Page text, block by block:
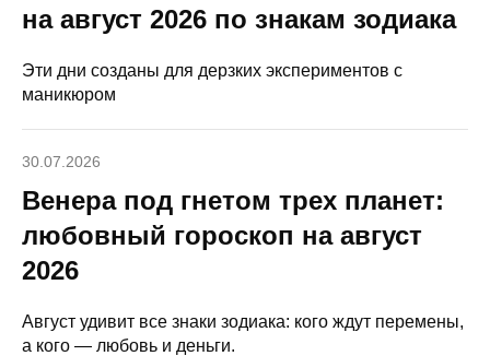
на август 2026 по знакам зодиака
Эти дни созданы для дерзких экспериментов с
маникюром
30.07.2026
Венера под гнетом трех планет:
любовный гороскоп на август
2026
Август удивит все знаки зодиака: кого ждут перемены,
а кого — любовь и деньги.